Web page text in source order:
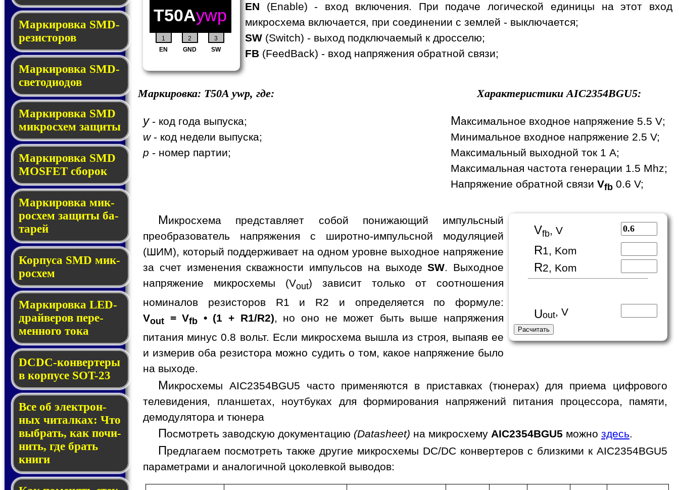
Маркировка SMD-
ре­зис­то­ров
Маркировка SMD-
све­то­дио­дов
Мар­ки­ров­ка SMD
мик­рос­хем защиты
Мар­ки­ров­ка SMD
MOSFET сбо­рок
Мар­ки­ров­ка мик­
ро­схем за­щи­ты ба­
та­рей
Корпуса SMD мик­
ро­схем
Маркировка LED-
драй­ве­ров пе­ре­
мен­но­го то­ка
DCDC-кон­вер­те­ры
в кор­пу­се SOT-23
Все об элек­трон­
ных чи­тал­ках: Что
выб­рать, как по­чи­
нить, где брать
кни­ги
1 2 3
EN GND SW
T50Aywp
EN (Enable) - вход включения. При подаче логической единицы на этот вход
микросхема включается, при соединении с землей - выключается;
SW (Switch) - выход подключаемый к дросселю;
FB (FeedBack) - вход напряжения обратной связи;
Маркировка: T50A ywp, где:
y- код года выпуска;
w- код недели выпуска;
p - номер партии;
Характеристики AIC2354BGU5:
Максимальное входное напряжение 5.5 V;
Минимальное входное напряжение 2.5 V;
Максимальный выходной ток 1 A;
Максимальная частота генерации 1.5 Mhz;
Напряжение обратной связи Vfb 0.6 V;
Vfb, V
R1, Kom
R2, Kom
Uout , V
Микросхема представляет собой понижающий импульсный
преобразователь напряжения с широтно-импульсной модуляцией
(ШИМ), который поддерживает на одном уровне выходное напряжение
за счет изменения скважности импульсов на выходеSW. Выходное
напряжение микросхемы (Vout) зависит только от соотношения
номиналов резисторов R1 и R2 и определяется по формуле:
Vout = Vfb • (1 + R1/R2), но оно не может быть выше напряжения
питания минус 0.8 вольт. Если микросхема вышла из строя, выпаяв ее
и измерив оба резистора можно судить о том, какое напряжение было
на выходе.
Микросхемы AIC2354BGU5 часто применяются в приставках (тюнерах) для приема цифрового
телевидения, планшетах, ноутбуках для формирования напряжений питания процессора, памяти,
демодулятора и тюнера
Посмотреть заводскую документацию (Datasheet) на микросхему AIC2354BGU5 можно здесь.
Предлагаем посмотреть также другие микросхемы DC/DC конвертеров с близкими к AIC2354BGU5
параметрами и аналогичной цоколевкой выводов: